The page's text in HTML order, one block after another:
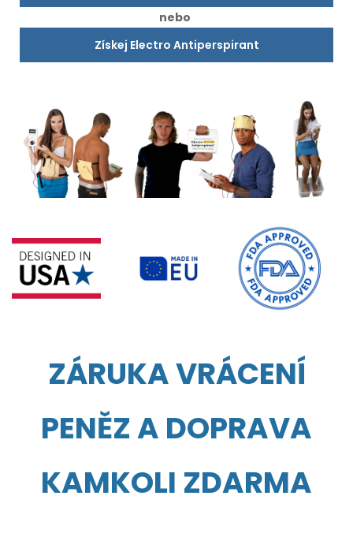
nebo
Získej Electro Antiperspirant
ZÁRUKA VRÁCENÍ
PENĚZ A DOPRAVA
KAMKOLI ZDARMA